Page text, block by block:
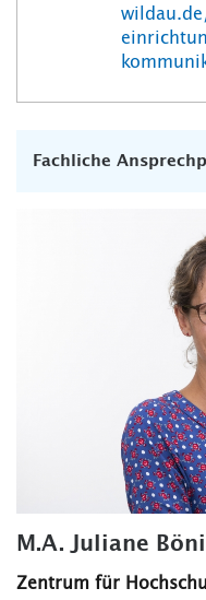
Fachliche
M.A. Juliane
Zentrum für